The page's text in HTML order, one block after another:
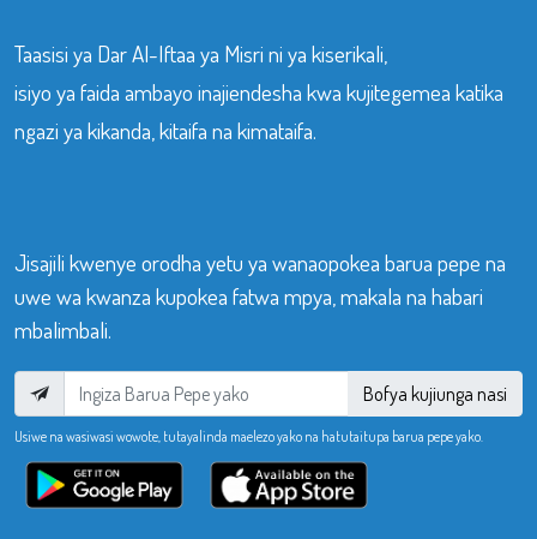
Taasisi ya Dar Al-Iftaa ya Misri ni ya kiserikali,
isiyo ya faida ambayo inajiendesha kwa kujitegemea katika
ngazi ya kikanda, kitaifa na kimataifa.
Jisajili kwenye orodha yetu ya wanaopokea barua pepe na
uwe wa kwanza kupokea fatwa mpya, makala na habari
mbalimbali.
Bofya kujiunga nasi
Usiwe na wasiwasi wowote, tutayalinda maelezo yako na hatutaitupa barua pepe yako.